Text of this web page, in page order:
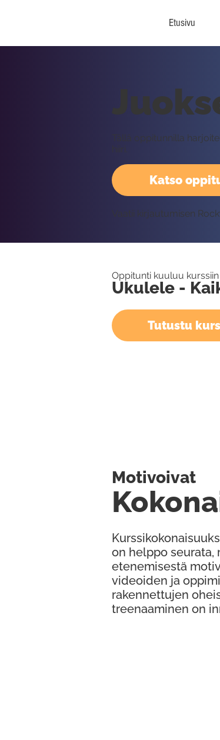
Etusivu
Katso
Tällä oppitunnilla
hiiri.
Vaatii kirjautumisen
Oppitunti kuuluu kurssiin
Ukulele -
Tutustu
on helppo seurata,
etenemisestä
videoiden ja
rakennettujen
treenaaminen on
Motivoivat